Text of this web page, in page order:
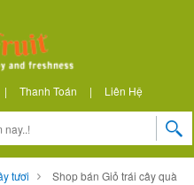
| Thanh Toán | Liên Hệ
tươi
Shop bán Giỏ trái cây quà